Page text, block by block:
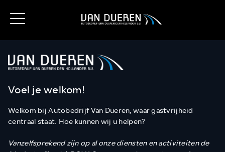
Voel je welkom!
Welkom bij Autobedrijf Van Dueren, waar gastvrijheid
centraal staat. Hoe kunnen wij u helpen?
Vanzelfsprekend zijn op al onze diensten en activiteiten de